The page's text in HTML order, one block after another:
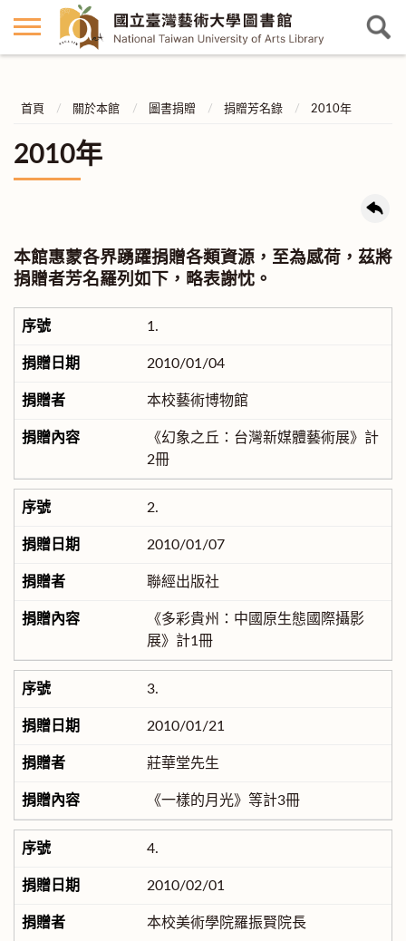
首頁 關於本館 圖書捐贈 捐贈芳名錄 2010年
2010年
本館惠蒙各界踴躍捐贈各類資源，至為感荷，茲將
捐贈者芳名羅列如下，略表謝忱。
1.
2010/01/04
本校藝術博物館
《幻象之丘：台灣新媒體藝術展》計
2冊
2.
2010/01/07
聯經出版社
《多彩貴州：中國原生態國際攝影
展》計1冊
3.
2010/01/21
莊華堂先生
《一樣的月光》等計3冊
4.
2010/02/01
本校美術學院羅振賢院長